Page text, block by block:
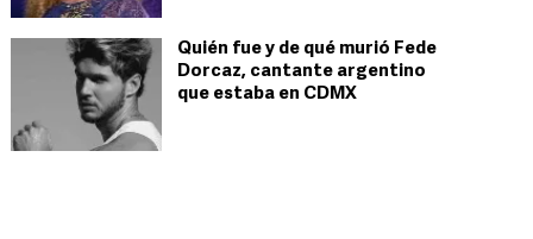
Quién fue y de qué murió Fede
Dorcaz, cantante argentino
que estaba en CDMX